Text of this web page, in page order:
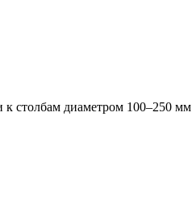
к столбам диаметром 100–250 мм